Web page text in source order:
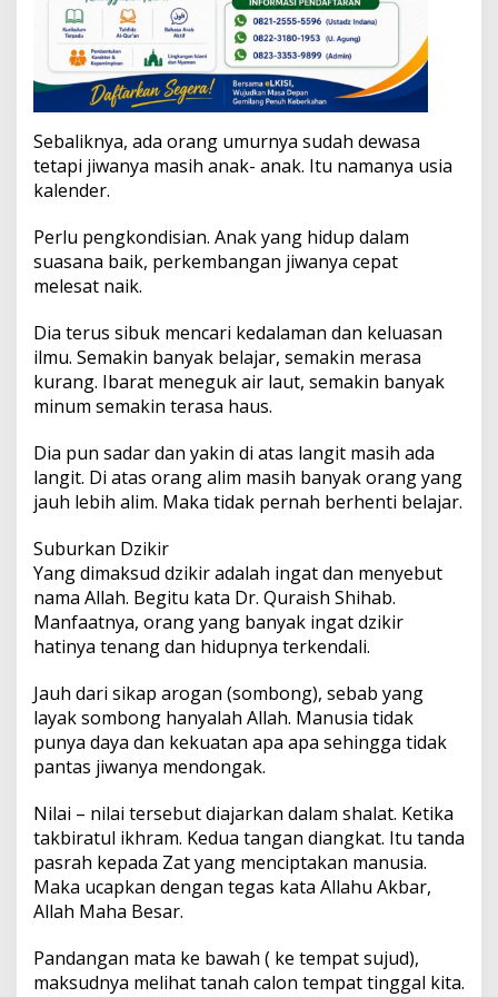
Sebaliknya, ada orang umurnya sudah dewasa
tetapi jiwanya masih anak- anak. Itu namanya usia
kalender.
Perlu pengkondisian. Anak yang hidup dalam
suasana baik, perkembangan jiwanya cepat
melesat naik.
Dia terus sibuk mencari kedalaman dan keluasan
ilmu. Semakin banyak belajar, semakin merasa
kurang. Ibarat meneguk air laut, semakin banyak
minum semakin terasa haus.
Dia pun sadar dan yakin di atas langit masih ada
langit. Di atas orang alim masih banyak orang yang
jauh lebih alim. Maka tidak pernah berhenti belajar.
Suburkan Dzikir
Yang dimaksud dzikir adalah ingat dan menyebut
nama Allah. Begitu kata Dr. Quraish Shihab.
Manfaatnya, orang yang banyak ingat dzikir
hatinya tenang dan hidupnya terkendali.
Jauh dari sikap arogan (sombong), sebab yang
layak sombong hanyalah Allah. Manusia tidak
punya daya dan kekuatan apa apa sehingga tidak
pantas jiwanya mendongak.
Nilai – nilai tersebut diajarkan dalam shalat. Ketika
takbiratul ikhram. Kedua tangan diangkat. Itu tanda
pasrah kepada Zat yang menciptakan manusia.
Maka ucapkan dengan tegas kata Allahu Akbar,
Allah Maha Besar.
Pandangan mata ke bawah ( ke tempat sujud),
maksudnya melihat tanah calon tempat tinggal kita.